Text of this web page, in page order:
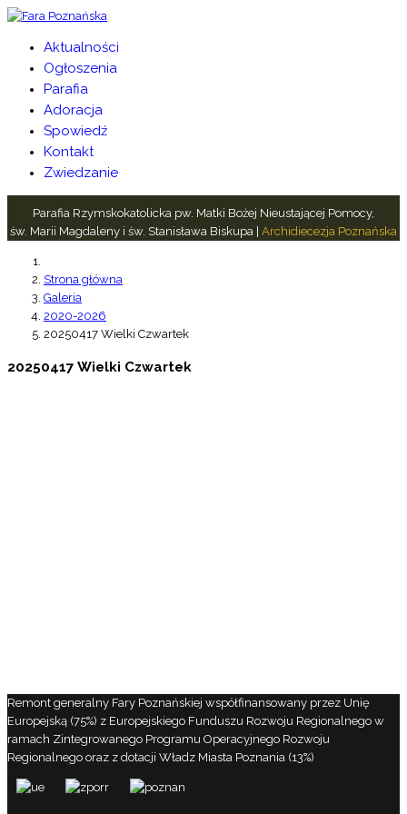
Aktualności
Ogłoszenia
Parafia
Adoracja
Spowiedź
Kontakt
Zwiedzanie
Parafia Rzymskokatolicka pw. Matki Bożej Nieustającej Pomocy,
św. Marii Magdaleny i św. Stanisława Biskupa | Archidiecezja Poznańska
Strona główna
Galeria
2020-2026
20250417 Wielki Czwartek
20250417 Wielki Czwartek
Remont generalny Fary Poznańskiej współfinansowany przez Unię
Europejską (75%) z Europejskiego Funduszu Rozwoju Regionalnego w
ramach Zintegrowanego Programu Operacyjnego Rozwoju
Regionalnego oraz z dotacji Władz Miasta Poznania (13%)